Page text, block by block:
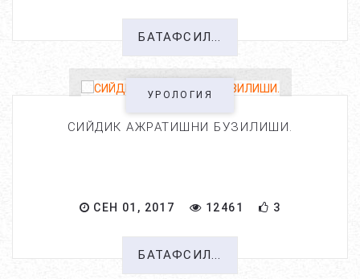
БАТАФСИЛ...
УРОЛОГИЯ
СИЙДИК АЖРАТИШНИ БУЗИЛИШИ.
СЕН 01, 2017 12461 3
БАТАФСИЛ...